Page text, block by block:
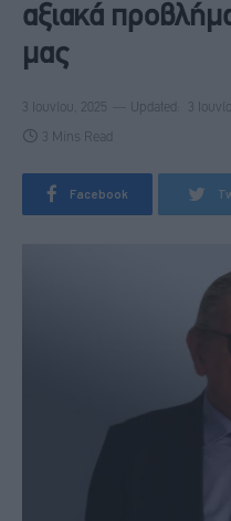
αξιακά
μας
3 Ιουνίου, 2025 Updated: 3
3 Mins Read
Facebook